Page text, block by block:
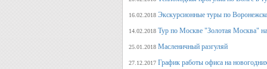
16.02.2018 Экскурсионные туры по
14.02.2018 Тур по Москве "Золотая Москва"
25.01.2018 Масленичный разгуляй
27.12.2017 График работы офиса на